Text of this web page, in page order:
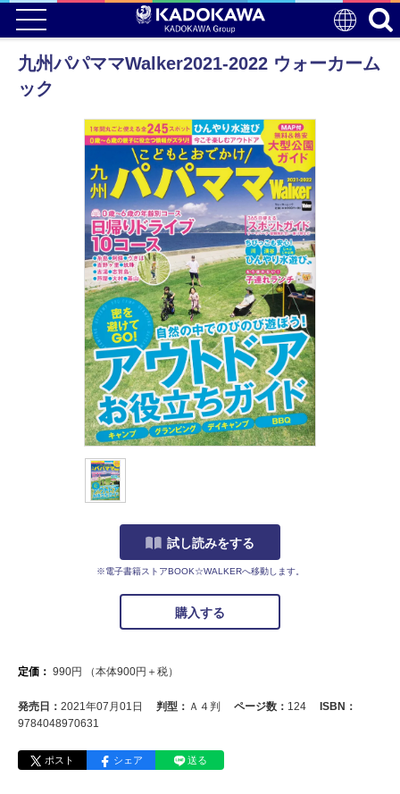
九州パパママWalker2021-2022 ウォーカーム
ック
試し読みをする
※電子書籍ストアBOOK☆WALKERへ移動します。
購入する
定価： 990円 （本体900円＋税）
発売日： 2021年07月01日 判型： Ａ４判 ページ数： 124
ISBN：
9784048970631
ポスト シェア 送る